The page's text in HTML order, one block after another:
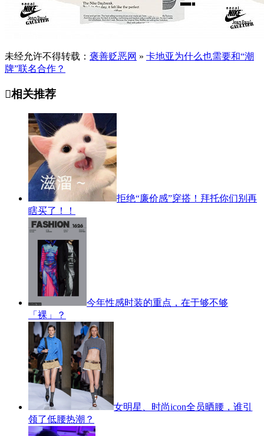
未经允许不得转载： 褒善贬恶网 » 卡地亚为什么也需要和“潮
牌”联名合作？
相关推荐
拒绝“廉价感”穿搭！拜托你们别再
瞎买了！！
今年性感时装的重点，在于够不够
「裸」？
女明星、时尚icon全员晒腰，谁引
领了低腰热潮？